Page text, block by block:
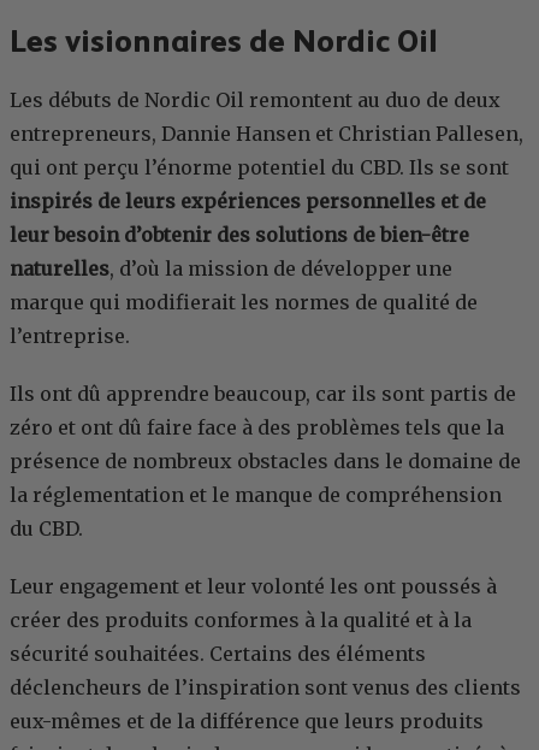
Les visionnaires de Nordic Oil
Les débuts de Nordic Oil remontent au duo de deux
entrepreneurs, Dannie Hansen et Christian Pallesen,
qui ont perçu l’énorme potentiel du CBD. Ils se sont
inspirés de leurs expériences personnelles et de
leur besoin d’obtenir des solutions de bien-être
naturelles, d’où la mission de développer une
marque qui modifierait les normes de qualité de
l’entreprise.
Ils ont dû apprendre beaucoup, car ils sont partis de
zéro et ont dû faire face à des problèmes tels que la
présence de nombreux obstacles dans le domaine de
la réglementation et le manque de compréhension
du CBD.
Leur engagement et leur volonté les ont poussés à
créer des produits conformes à la qualité et à la
sécurité souhaitées. Certains des éléments
déclencheurs de l’inspiration sont venus des clients
eux-mêmes et de la différence que leurs produits